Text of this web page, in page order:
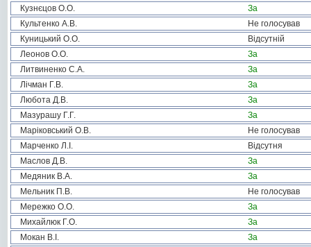
Кузнєцов О.О.
За
Культенко А.В.
Не голосував
Куницький О.О.
Відсутній
Леонов О.О.
За
Литвиненко С.А.
За
Лічман Г.В.
За
Любота Д.В.
За
Мазурашу Г.Г.
За
Маріковський О.В.
Не голосував
Марченко Л.І.
Відсутня
Маслов Д.В.
За
Медяник В.А.
За
Мельник П.В.
Не голосував
Мережко О.О.
За
Михайлюк Г.О.
За
Мокан В.І.
За